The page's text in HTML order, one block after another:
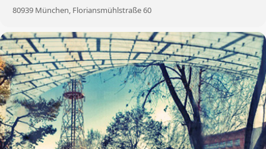
80939 München, Floriansmühlstraße 60